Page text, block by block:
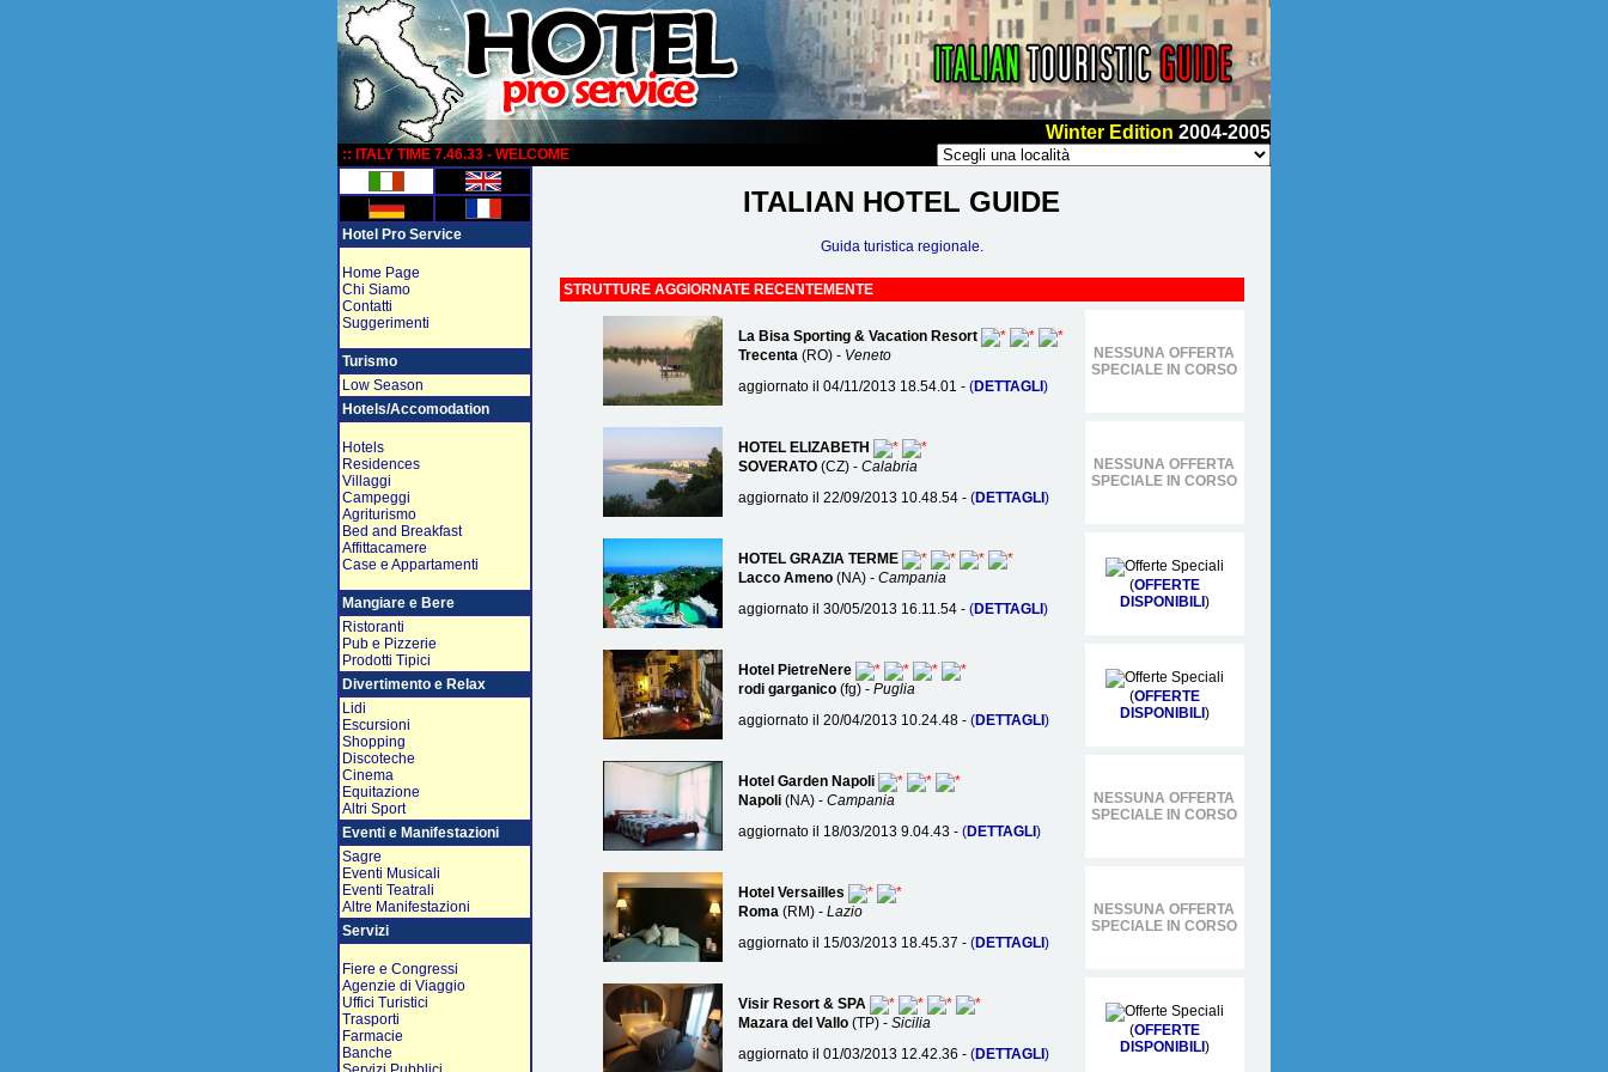
Winter Edition 2004-2005
:: ITALY TIME 7.46.33 - WELCOME
Hotel Pro Service
Home Page
Chi Siamo
Contatti
Suggerimenti
Turismo
Low Season
Hotels/Accomodation
Hotels
Residences
Villaggi
Campeggi
Agriturismo
Bed and Breakfast
Affittacamere
Case e Appartamenti
Mangiare e Bere
Ristoranti
Pub e Pizzerie
Prodotti Tipici
Divertimento e Relax
Lidi
Escursioni
Shopping
Discoteche
Cinema
Equitazione
Altri Sport
Eventi e Manifestazioni
Sagre
Eventi Musicali
Eventi Teatrali
Altre Manifestazioni
Servizi
Fiere e Congressi
Agenzie di Viaggio
Uffici Turistici
Trasporti
Farmacie
Banche
ITALIAN HOTEL GUIDE
Guida turistica regionale.
STRUTTURE AGGIORNATE RECENTEMENTE
La Bisa Sporting & Vacation Resort
Trecenta(RO) - Veneto
aggiornato il 04/11/2013 18.54.01 - (DETTAGLI )
NESSUNA OFFERTA
SPECIALE IN CORSO
HOTEL ELIZABETH
SOVERATO(CZ) - Calabria
aggiornato il 22/09/2013 10.48.54 - (DETTAGLI )
NESSUNA OFFERTA
SPECIALE IN CORSO
HOTEL GRAZIA TERME
Lacco Ameno (NA) - Campania
aggiornato il 30/05/2013 16.11.54 - (DETTAGLI )
(OFFERTE
DISPONIBILI )
Hotel PietreNere
rodi garganico(fg) - Puglia
aggiornato il 20/04/2013 10.24.48 - (DETTAGLI )
(OFFERTE
DISPONIBILI )
Hotel Garden Napoli
Napoli(NA) - Campania
aggiornato il 18/03/2013 9.04.43 - (DETTAGLI )
NESSUNA OFFERTA
SPECIALE IN CORSO
Hotel Versailles
Roma(RM) - Lazio
aggiornato il 15/03/2013 18.45.37 - (DETTAGLI )
NESSUNA OFFERTA
SPECIALE IN CORSO
Visir Resort & SPA
Mazara del Vallo(TP) - Sicilia
aggiornato il 01/03/2013 12.42.36 - (DETTAGLI )
(OFFERTE
DISPONIBILI )